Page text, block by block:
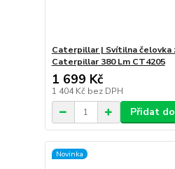
Caterpillar | Svítilna čelovka
Caterpillar 380 Lm CT4205
1 699 Kč
1 404 Kč bez DPH
Přidat
Novinka